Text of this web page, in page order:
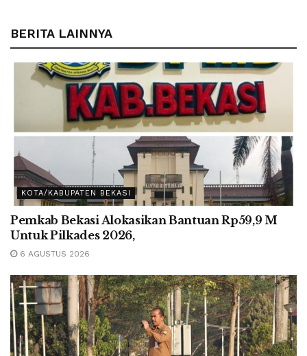
BERITA LAINNYA
KOTA/KABUPATEN BEKASI
Pemkab Bekasi Alokasikan Bantuan Rp59,9 M
Untuk Pilkades 2026,
6 AGUSTUS 2026